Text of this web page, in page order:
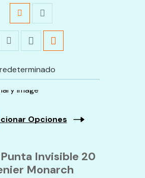
Opciones
Tiene
Múltiples
Invisible 20
Monarch